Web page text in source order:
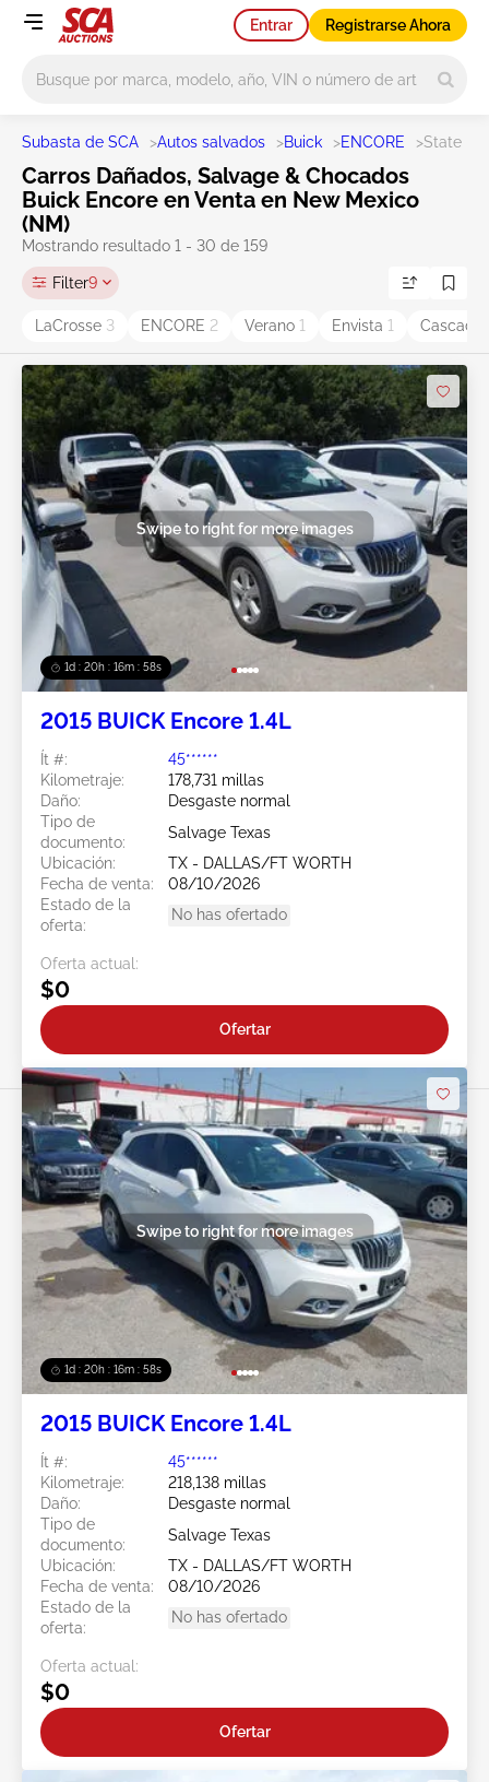
Entrar Registrarse Ahora
Subasta de SCA >Autos salvados >Buick >ENCORE >State
Carros Dañados, Salvage & Chocados
Buick Encore en Venta en New Mexico
(NM)
Mostrando resultado 1 - 30 de 159
Filter9
LaCrosse 3 ENCORE 2 Verano 1 Envista 1 Cascada
1d : 20h : 16m : 55s
Swipe to right for more images
2015 BUICK Encore 1.4L
Ít #:
45******
Kilometraje:
178,731 millas
Daño:
Desgaste normal
Tipo de
documento:
Salvage Texas
Ubicación:
TX - DALLAS/FT WORTH
Fecha de venta:
08/10/2026
Estado de la
oferta:
No has ofertado
Oferta actual:
$0
Ofertar
1d : 20h : 16m : 55s
Swipe to right for more images
2015 BUICK Encore 1.4L
Ít #:
45******
Kilometraje:
218,138 millas
Daño:
Desgaste normal
Tipo de
documento:
Salvage Texas
Ubicación:
TX - DALLAS/FT WORTH
Fecha de venta:
08/10/2026
Estado de la
oferta:
No has ofertado
Oferta actual:
$0
Ofertar